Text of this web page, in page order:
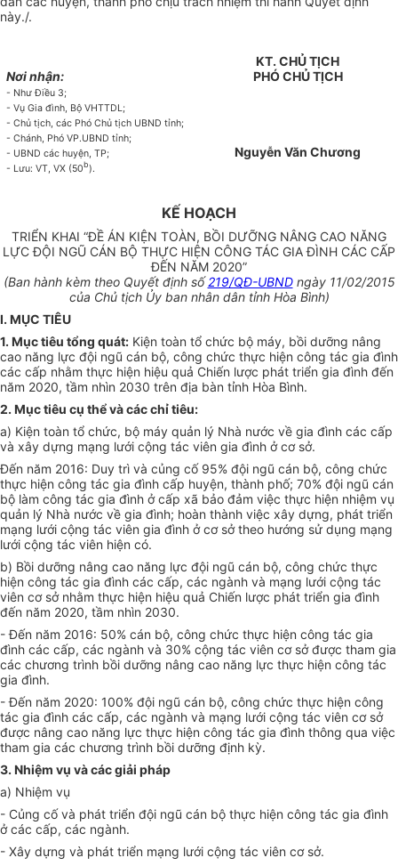
này./.
Nơi nhận:
- Như Điều 3;
- Vụ Gia đình, Bộ VHTTDL;
- Chủ tịch, các Phó Chủ tịch UBND tỉnh;
- Chánh, Phó VP.UBND tỉnh;
- UBND các huyện, TP;
- Lưu: VT, VX (50b).
KT. CHỦ TỊCH
PHÓ CHỦ TỊCH
Nguyễn Văn Chương
KẾ HOẠCH
TRIỂN KHAI “ĐỀ ÁN KIỆN TOÀN, BỒI DƯỠNG NÂNG CAO NĂNG
LỰC ĐỘI NGŨ CÁN BỘ THỰC HIỆN CÔNG TÁC GIA ĐÌNH CÁC CẤP
ĐẾN NĂM 2020”
(Ban hành kèm theo Quyết định số219/QĐ-UBNDngày 11/02/2015
của Chủ tịch Ủy bannhân dân tỉnh Hòa Bình)
I. MỤC TIÊU
1. Mục tiêu tổng quát: Kiện toàn tổ chức bộ máy, bồi dưỡng nâng
cao năng lực đội ngũ cán bộ, công chức thực hiện công tác gia đình
các cấp nhằm thực hiện hiệu quả Chiến lược phát triển gia đình đến
năm 2020, tầm nhìn 2030 trên địa bàn tỉnh Hòa Bình.
2. Mục tiêu cụ thể và các chỉ tiêu:
a) Kiện toàn tổ chức, bộ máy quản lý Nhà nước về gia đình các cấp
và xây dựng mạng lưới cộng tác viên gia đình ở cơ sở.
Đến năm 2016: Duy trì và củng cố 95% đội ngũ cán bộ, công chức
thực hiện công tác gia đình cấp huyện, thành phố; 70% đội ngũ cán
bộ làm công tác gia đình ở cấp xã bảo đảm việc thực hiện nhiệm vụ
quản lý Nhà nước về gia đình; hoàn thành việc xây dựng, phát triển
mạng lưới cộng tác viên gia đình ở cơ sở theo hướng sử dụng mạng
lưới cộng tác viên hiện có.
b) Bồi dưỡng nâng cao năng lực đội ngũ cán bộ, công chức thực
hiện công tác gia đình các cấp, các ngành và mạng lưới cộng tác
viên cơ sở nhằm thực hiện hiệu quả Chiến lược phát triển gia đình
đến năm 2020, tầm nhìn 2030.
- Đến năm 2016: 50% cán bộ, công chức thực hiện công tác gia
đình các cấp, các ngành và 30% cộng tác viên cơ sở được tham gia
các chương trình bồi dưỡng nâng cao năng lực thực hiện công tác
gia đình.
- Đến năm 2020: 100% đội ngũ cán bộ, công chức thực hiện công
tác gia đình các cấp, các ngành và mạng lưới cộng tác viên cơ sở
được nâng cao năng lực thực hiện công tác gia đình thông qua việc
tham gia các chương trình bồi dưỡng định kỳ.
3. Nhiệm vụ và các giải pháp
a) Nhiệm vụ
- Củng cố và phát triển đội ngũ cán bộ thực hiện công tác gia đình
ở các cấp, các ngành.
- Xây dựng và phát triển mạng lưới cộng tác viên cơ sở.